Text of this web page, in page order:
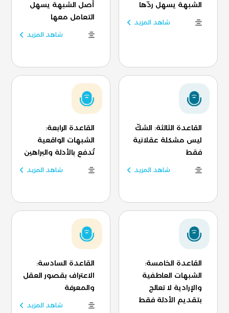
الشبهة يسهل ردّها
شاهد المزيد
أصل الشبهة يسهل
التعامل معها
شاهد المزيد
القاعدة الثالثة: الشكّ
ليس مشكلة عقلانية
فقط
شاهد المزيد
القاعدة الرابعة:
الشبهات الواقعية
تُدفع بالأدلة والبراهين
شاهد المزيد
القاعدة الخامسة:
الشبهات العاطفية
والإرادية لا تعالج
بتقديم الأدلة فقط
القاعدة السادسة:
الاعتراف بقصور العقل
والمعرفة
شاهد المزيد